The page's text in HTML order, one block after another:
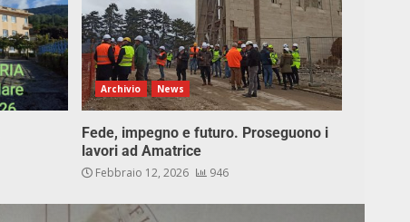
Archivio News
Fede, impegno e futuro. Proseguono i
lavori ad Amatrice
Febbraio 12, 2026 946